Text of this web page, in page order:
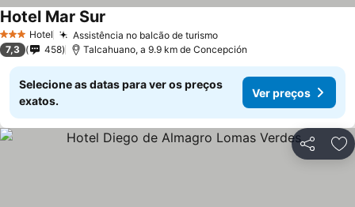
3 EstrelasHotel Assistência no balcão de turismoVer preços
Hotel Mar Sur
7,3 458 Talcahuano, a 9.9 km de Concepción
Selecione as datas para ver os preços
exatos.
Ver preços
Partilhar